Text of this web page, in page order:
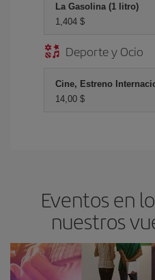
La Gasolina (1 litro)
1,404 $
Deporte y Ocio
Cine, Estreno
14,00 $
Eventos en
nuestros